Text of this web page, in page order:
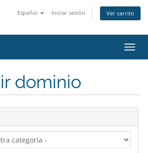
Español Iniciar sesión Ver carrito
dominio